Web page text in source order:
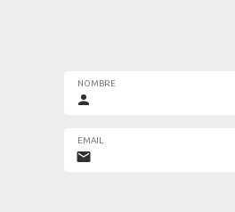
NOMBRE
EMAIL